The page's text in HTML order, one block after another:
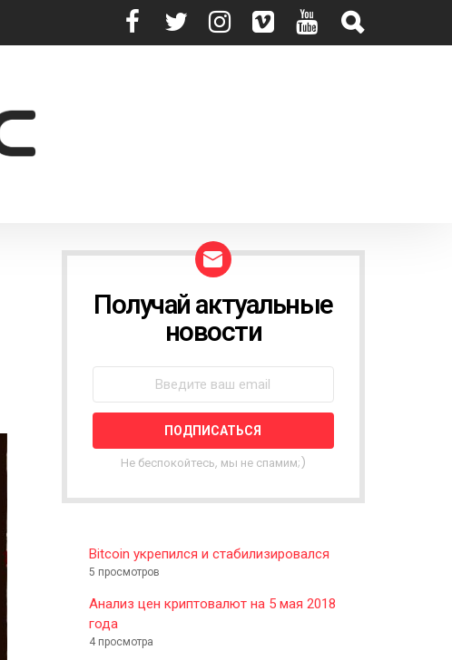
N
E
E
T
E
Получай актуальные
новости
Не беспокойтесь, мы не спамим;)
Bitcoin укрепился и стабилизировался
5 просмотров
Анализ цен криптовалют на 5 мая 2018
года
4 просмотра